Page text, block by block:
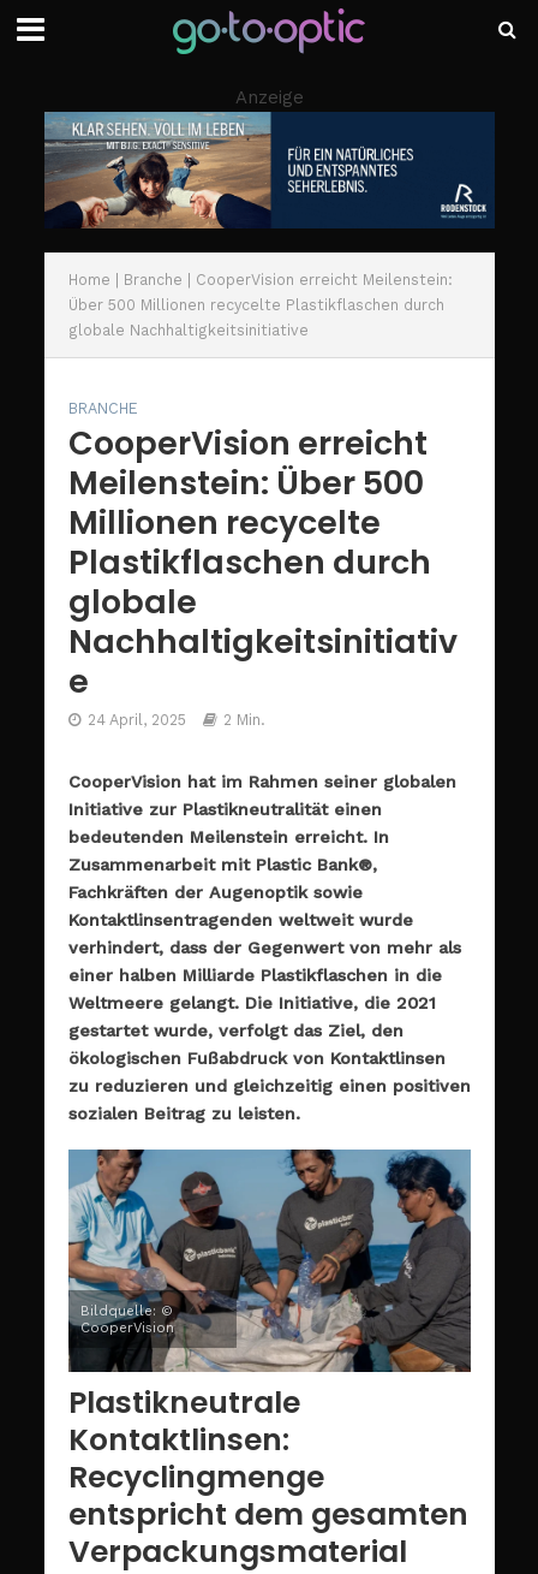
Anzeige
Home | Branche | CooperVision erreicht Meilenstein:
Über 500 Millionen recycelte Plastikflaschen durch
globale Nachhaltigkeitsinitiative
BRANCHE
CooperVision erreicht
Meilenstein: Über 500
Millionen recycelte
Plastikflaschen durch
globale
Nachhaltigkeitsinitiativ
e
24 April, 2025 2 Min.
CooperVision hat im Rahmen seiner globalen
Initiative zur Plastikneutralität einen
bedeutenden Meilenstein erreicht. In
Zusammenarbeit mit Plastic Bank®,
Fachkräften der Augenoptik sowie
Kontaktlinsentragenden weltweit wurde
verhindert, dass der Gegenwert von mehr als
einer halben Milliarde Plastikflaschen in die
Weltmeere gelangt. Die Initiative, die 2021
gestartet wurde, verfolgt das Ziel, den
ökologischen Fußabdruck von Kontaktlinsen
zu reduzieren und gleichzeitig einen positiven
sozialen Beitrag zu leisten.
Bildquelle: ©
CooperVision
Plastikneutrale
Kontaktlinsen:
Recyclingmenge
entspricht dem gesamten
Verpackungsmaterial